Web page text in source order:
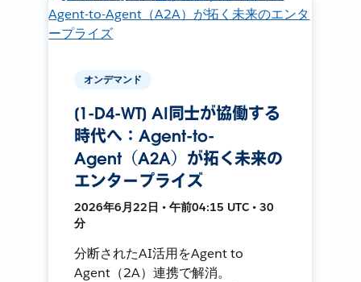
オンデマンド
[1-D4-WT] AI同士が協働する
時代へ：Agent-to-
Agent（A2A）が拓く未来の
エンタープライズ
2026年6月22日 • 午前04:15 UTC • 30
分
分断されたAI活用をAgent to
Agent（2A）連携で解消。